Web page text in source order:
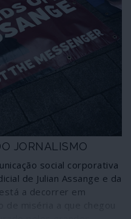
correcto” ser-se
atribuída pelas
cenário. Seja como for,
sejam pacíficas,
país que pretende ser a
a escolha dos eleitores
o mundo – está
carregando
suas costas. Estas
um caso de política mas
nas mãos de gente
é que mandam – um ou
ou achar que neste
menor.
JORNALISMO
social corporativa
de Julian Assange e da
a decorrer em